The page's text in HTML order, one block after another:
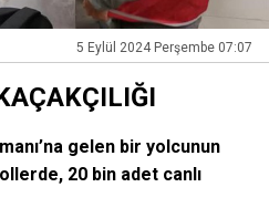
5 Eylül 2024 Perşembe 07:07
gelen bir yolcunun
20 bin adet canlı